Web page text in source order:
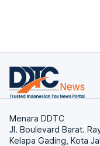
Menara DDTC
Jl. Boulevard Barat.
Kelapa Gading, Kota